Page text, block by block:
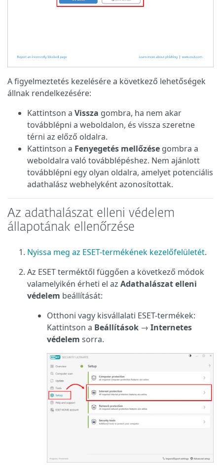
A figyelmeztetés kezelésére a következő lehetőségek
állnak rendelkezésére:
Kattintson a Vissza gombra, ha nem akar
továbblépni a weboldalon, és vissza szeretne
térni az előző oldalra.
Kattintson a Fenyegetés mellőzése gombra a
weboldalra való továbblépéshez. Nem ajánlott
továbblépni egy olyan oldalra, amelyet potenciális
adathalász webhelyként azonosítottak.
Az adathalászat elleni védelem
állapotának ellenőrzése
Nyissa meg az ESET-termékének kezelőfelületét.
Az ESET terméktől függően a következő módok
valamelyikén érheti el az Adathalászat elleni
védelem beállítását:
Otthoni vagy kisvállalati ESET-termékek:
Kattintson a Beállítások → Internetes
védelem sorra.